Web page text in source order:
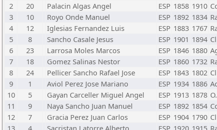
2
20 Palacin Algas Angel ESP 1858 1910
3
10 Royo Onde Manuel ESP 1892 1834
4
12 Iglesias Fernandez Luis ESP 1883 1767
5
8 Sancho Casale Jesus ESP 1901 1894
6
23 Larrosa Moles Marcos ESP 1846 1880
7
18 Gomez Salinas Nestor ESP 1860 1732
8
24 Pellicer Sancho Rafael Jose ESP 1843 1802
9
1 Aviol Perez Jose Mariano ESP 1934 1886
10
5 Gayan Carceller Miguel Angel ESP 1913 1878
11
9 Naya Sancho Juan Manuel ESP 1892 1854
12
7 Gracia Perez Juan Carlos ESP 1904 1790
13
4 Sacristan Latorre Alberto ESP 1920 1915